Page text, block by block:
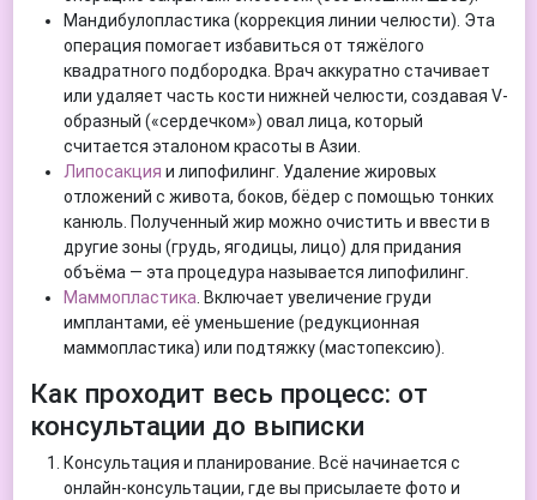
Мандибулопластика (коррекция линии челюсти). Эта
операция помогает избавиться от тяжёлого
квадратного подбородка. Врач аккуратно стачивает
или удаляет часть кости нижней челюсти, создавая V-
образный («сердечком») овал лица, который
считается эталоном красоты в Азии.
Липосакция и липофилинг. Удаление жировых
отложений с живота, боков, бёдер с помощью тонких
канюль. Полученный жир можно очистить и ввести в
другие зоны (грудь, ягодицы, лицо) для придания
объёма — эта процедура называется липофилинг.
Маммопластика . Включает увеличение груди
имплантами, её уменьшение (редукционная
маммопластика) или подтяжку (мастопексию).
Как проходит весь процесс: от
консультации до выписки
Консультация и планирование. Всё начинается с
онлайн-консультации, где вы присылаете фото и